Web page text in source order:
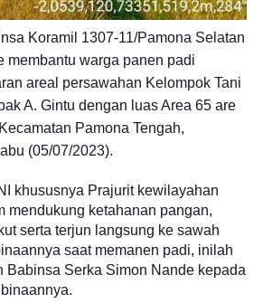
Koramil 1307-11/Pamona Selatan
membantu warga panen padi
areal persawahan Kelompok Tani
A. Gintu dengan luas Area 65 are
Pamona Tengah,
(05/07/2023).
khususnya Prajurit kewilayahan
mendukung ketahanan pangan,
serta terjun langsung ke sawah
saat memanen padi, inilah
Babinsa Serka Simon Nande kepada